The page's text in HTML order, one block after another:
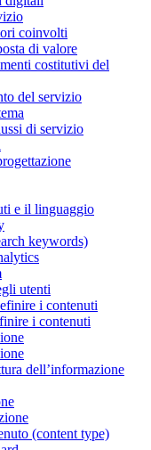
coinvolti
di valore
costitutivi del
del servizio
di servizio
e il linguaggio
keywords)
utenti
i contenuti
i contenuti
dell’informazione
(content type)